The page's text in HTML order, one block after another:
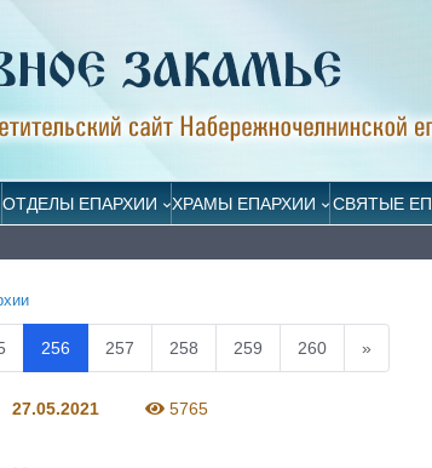
ОТДЕЛЫ ЕПАРХИИ ХРАМЫ ЕПАРХИИ СВЯТЫЕ
256 257 258 259 260 »
27.05.2021 5765